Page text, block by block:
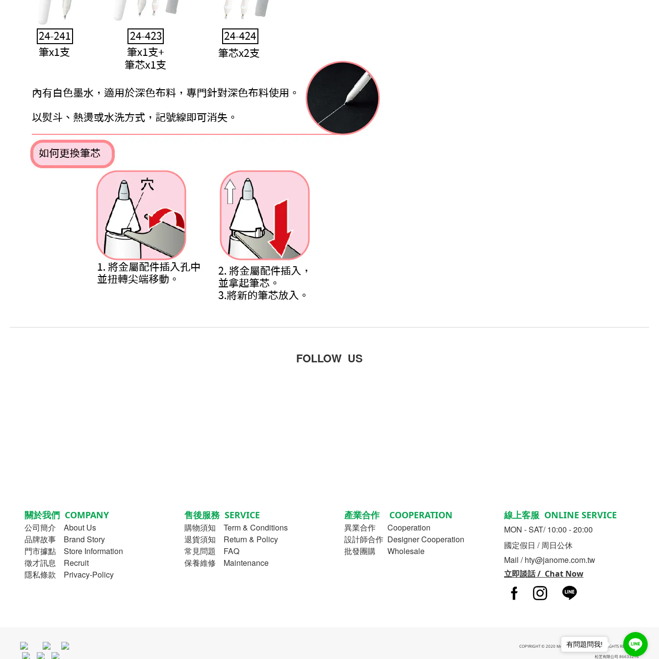
FOLLOW US
關於我們 COMPANY
公司簡介
About Us
品牌故事
Brand Story
門市據點 Store Information
徵才訊息 Recruit
隱私條款 Privacy-Policy
售後服務 SERVICE
購物須知
Term & Conditions
退貨須知 Return & Policy
常見問題 FAQ
保養維修 Maintenance
產業合作 COOPERATION
異業合作
Cooperation
設計師合作 Designer Cooperation
批發團購 Wholesale
線上客服 ONLINE SERVICE
MON - SAT/ 10:00 - 20:00
國定假日 / 周日公休
Mail / hty@janome.com.tw
立即談話 / Chat Now
COPYRIGHT © 2020 MATSUSHIBA CO., LTD. ALL RIGHTS RESERVED.
松芝有限公司 86633216
有問題問我!